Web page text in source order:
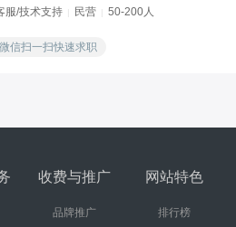
服/技术支持 民营 50-200人
微信扫一扫快速求职
收费与推广
品牌推广
网站特色
排行榜